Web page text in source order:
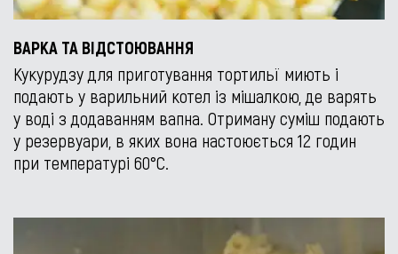
ВАРКА ТА ВІДСТОЮВАННЯ
Кукурудзу для приготування тортильї миють і
подають у варильний котел із мішалкою, де варять
у воді з додаванням вапна. Отриману суміш подають
у резервуари, в яких вона настоюється 12 годин
при температурі 60°С.